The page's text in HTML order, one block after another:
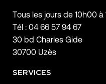
Tous les jours de 10h00
Tél : 04 66 57 94 67
30 bd Charles Gide
30700 Uzès
SERVICES